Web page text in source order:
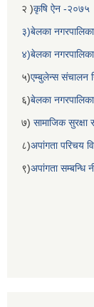
२ )कृषि ऐन -२०७५
३)बेलका
४)बेलका
५)एम्बुलेन्स संचालन
६)बेलका
७) सामाजिक
८)अपांगता परिचय
९)अपांगता सम्बन्धि